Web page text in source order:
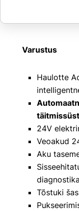
juurdepääsu
Varustus
Haulotte
24V
Veoakud
Aku
Tõstuki